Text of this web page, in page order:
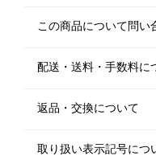
この商品について問い
配送・送料・手数料に
返品・交換について
取り扱い表示記号につ